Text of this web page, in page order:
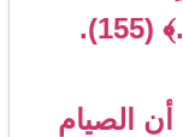
أن الصيام